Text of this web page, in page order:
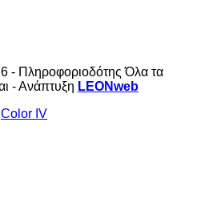
- Πληροφοριοδότης Όλα τα
- Ανάπτυξη LEONweb
Color IV